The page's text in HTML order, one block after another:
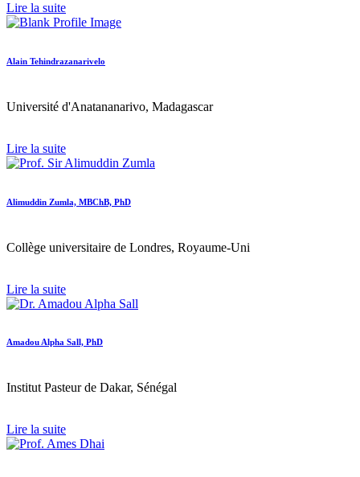
Lire la suite
Alain Tehindrazanarivelo
Université d'Anatananarivo, Madagascar
Lire la suite
Alimuddin Zumla, MBChB, PhD
Collège universitaire de Londres, Royaume-Uni
Lire la suite
Amadou Alpha Sall, PhD
Institut Pasteur de Dakar, Sénégal
Lire la suite